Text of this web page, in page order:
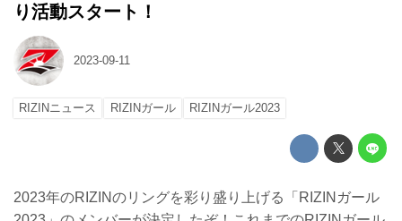
り活動スタート！
2023-09-11
RIZINニュース RIZINガール RIZINガール2023
2023年のRIZINのリングを彩り盛り上げる「RIZINガール